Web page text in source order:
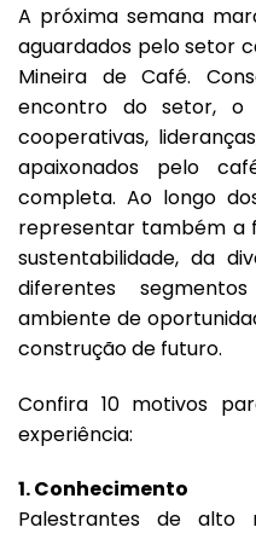
A próxima semana
aguardados pelo setor
Mineira de Café.
encontro do setor, o
cooperativas,
apaixonados pelo
completa. Ao longo
representar também a
sustentabilidade, da
diferentes
ambiente de
construção de futuro.
Confira 10 motivos
experiência:
1. Conhecimento
Palestrantes de alto